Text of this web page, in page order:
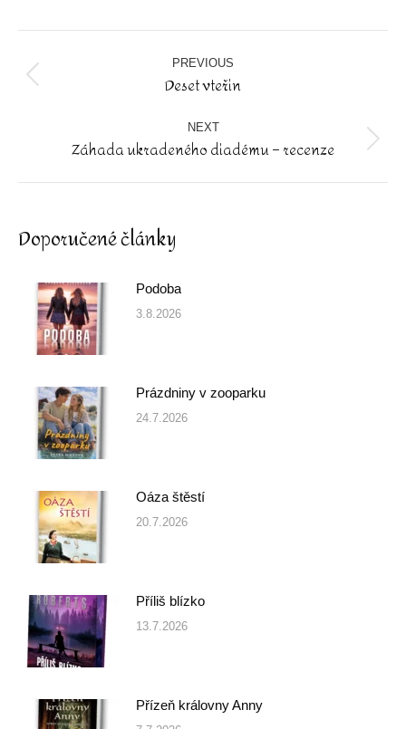
Post
navigation PREVIOUS
Previous
Deset vteřin
NEXT
Next
Záhada ukradeného diadému – recenze
Doporučené články
Podoba
3.8.2026
Prázdniny v zooparku
24.7.2026
Oáza štěstí
20.7.2026
Příliš blízko
13.7.2026
Přízeň královny Anny